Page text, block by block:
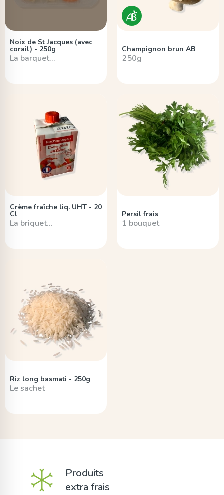
Noix de St Jacques (avec
corail) - 250g
La barquet…
Champignon brun AB
250g
Crème fraîche liq. UHT - 20
Cl
La briquet…
Persil frais
1 bouquet
Riz long basmati - 250g
Le sachet
Produits
extra frais